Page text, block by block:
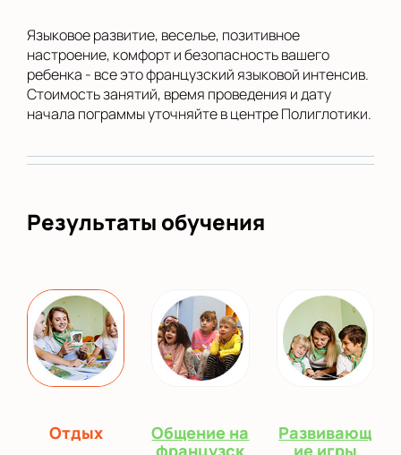
Языковое развитие, веселье, позитивное
настроение, комфорт и безопасность вашего
ребенка - все это французский языковой интенсив.
Стоимость занятий, время проведения и дату
начала пограммы уточняйте в центре Полиглотики.
Результаты обучения
Отдых
Общение на
Развивающ